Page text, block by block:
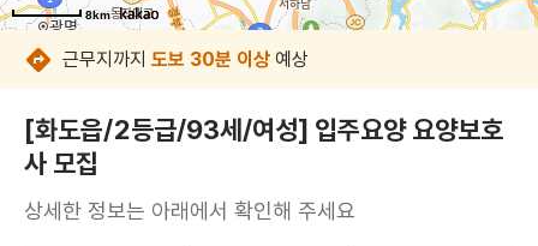
8km
8km
8km
8km
8km
8km
8km
8km
근무지까지 도보 30분 이상 예상
[화도읍/2등급/93세/여성] 입주요양 요양보호
사 모집
상세한 정보는 아래에서 확인해 주세요